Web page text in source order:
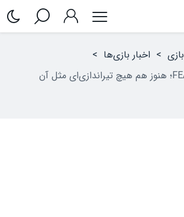
بازی > اخبار بازی‌ها >
۲۰ سال با بازی FEAR؛ هنوز هم هیچ تیراندازی‌ای مثل آن